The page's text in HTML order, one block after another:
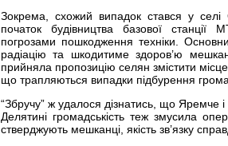
Зокрема, схожий випадок стався у селі
початок будівництва базової
погрозами пошкодження техніки.
радіацію та шкодитиме здоров’ю
прийняла пропозицію селян змістити
що трапляються випадки підбурення
“Збручу” ж удалося дізнатись, що Яремче
Делятині громадськість теж змусила
стверджують мешканці, якість зв’язку